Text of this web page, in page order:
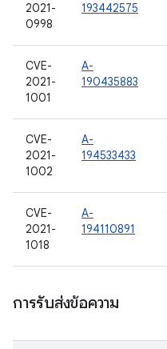
2021-
0998
193442575
CVE-
2021-
1001
A-
190435883
CVE-
2021-
1002
A-
194533433
CVE-
2021-
1018
A-
194110891
การรับส่งข้อความ